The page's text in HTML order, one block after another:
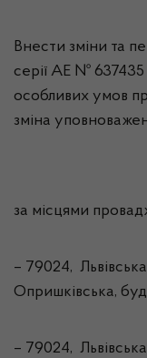
Внести зміни та
серії АЕ № 637435
особливих умов
зміна
за місцями
– 79024, Львівська
Опришківська,
– 79024, Львівська